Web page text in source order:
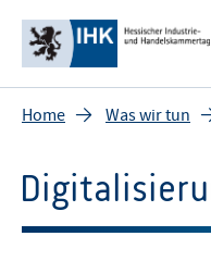
Home Was wir tun